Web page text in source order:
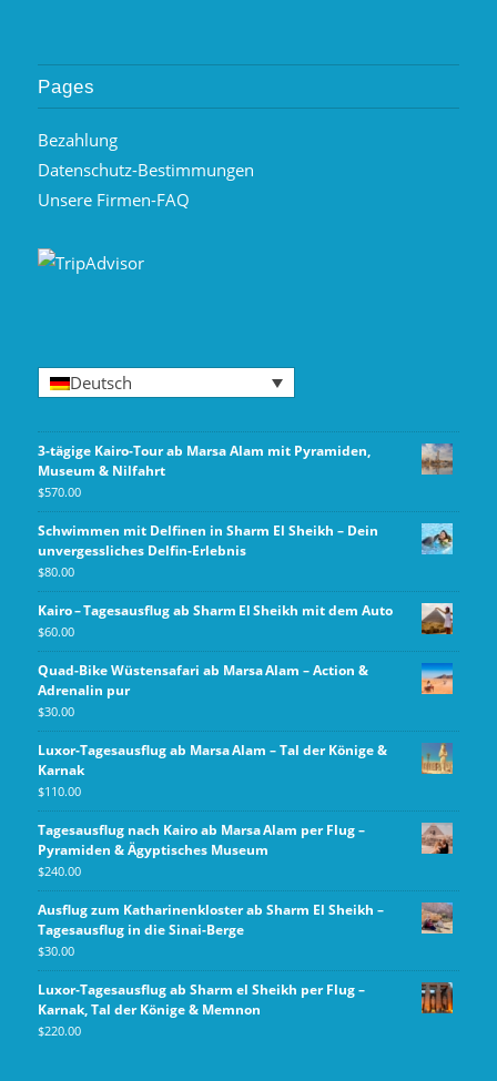
Pages
Bezahlung
Datenschutz-Bestimmungen
Unsere Firmen-FAQ
Deutsch
3-tägige Kairo-Tour ab Marsa Alam mit Pyramiden,
Museum & Nilfahrt
$570.00
Schwimmen mit Delfinen in Sharm El Sheikh – Dein
unvergessliches Delfin-Erlebnis
$80.00
Kairo – Tagesausflug ab Sharm El Sheikh mit dem Auto
$60.00
Quad-Bike Wüstensafari ab Marsa Alam – Action &
Adrenalin pur
$30.00
Luxor-Tagesausflug ab Marsa Alam – Tal der Könige &
Karnak
$110.00
Tagesausflug nach Kairo ab Marsa Alam per Flug –
Pyramiden & Ägyptisches Museum
$240.00
Ausflug zum Katharinenkloster ab Sharm El Sheikh –
Tagesausflug in die Sinai-Berge
$30.00
Luxor‑Tagesausflug ab Sharm el Sheikh per Flug –
Karnak, Tal der Könige & Memnon
$220.00